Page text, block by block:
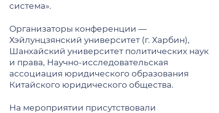
система».
Организаторы конференции —
Хэйлунцзянский университет (г. Харбин),
Шанхайский университет политических наук
и права, Научно-исследовательская
ассоциация юридического образования
Китайского юридического общества.
На мероприятии присутствовали